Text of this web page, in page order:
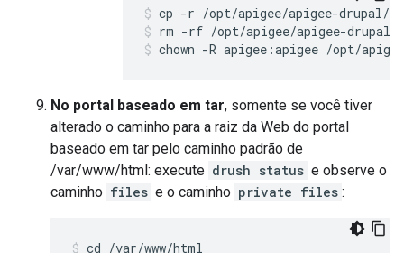
rm -rf /opt/apigee/apigee-
chown -R apigee:apigee /opt/
No portal baseado em tar, somente se você tiver
alterado o caminho para a raiz da Web do portal
baseado em tar pelo caminho padrão de
/var/www/html: execute drush status e observe o
caminho files e o caminho private files :